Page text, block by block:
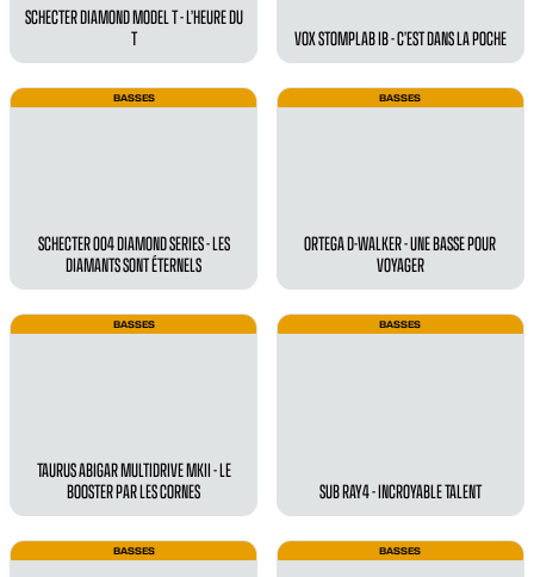
SCHECTER DIAMOND MODEL T - L’HEURE DU
T VOX STOMPLAB IB - C’EST DANS LA POCHE
BASSES
SCHECTER 004 DIAMOND SERIES - LES
DIAMANTS SONT ÉTERNELS
BASSES
ORTEGA D-WALKER - UNE BASSE POUR
VOYAGER
BASSES
TAURUS ABIGAR MULTIDRIVE MKII - LE
BOOSTER PAR LES CORNES
BASSES
SUB RAY4 - INCROYABLE TALENT
BASSES BASSES